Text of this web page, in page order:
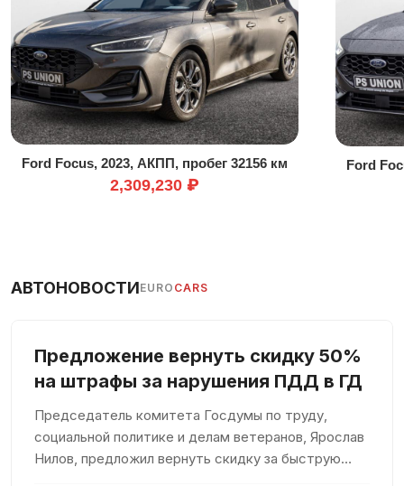
Комплект громкой связи
Контроль давления в шинах
Контроль полосы движения
В машине не курили
Мультируль
Опора для поясницы
Передний привод
Противотуманная фара
Светодиодные габаритные огни
Светодиодные фары
Сетка в багажнике
Система «старт-стоп»
Система аварийного вызова
Ford Focus, 2023, АКПП, пробег 32156 км
2,309,230 ₽
Ford
АВТОНОВОСТИEURO CARS
Предложение вернуть скидку 50%
на штрафы за нарушения ПДД в ГД
Председатель комитета Госдумы по труду,
социальной политике и делам ветеранов, Ярослав
Нилов, предложил вернуть скидку за быструю